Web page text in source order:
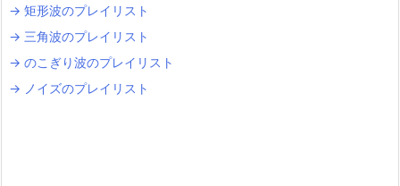
→ 矩形波のプレイリスト
→ 三角波のプレイリスト
→ のこぎり波のプレイリスト
→ ノイズのプレイリスト